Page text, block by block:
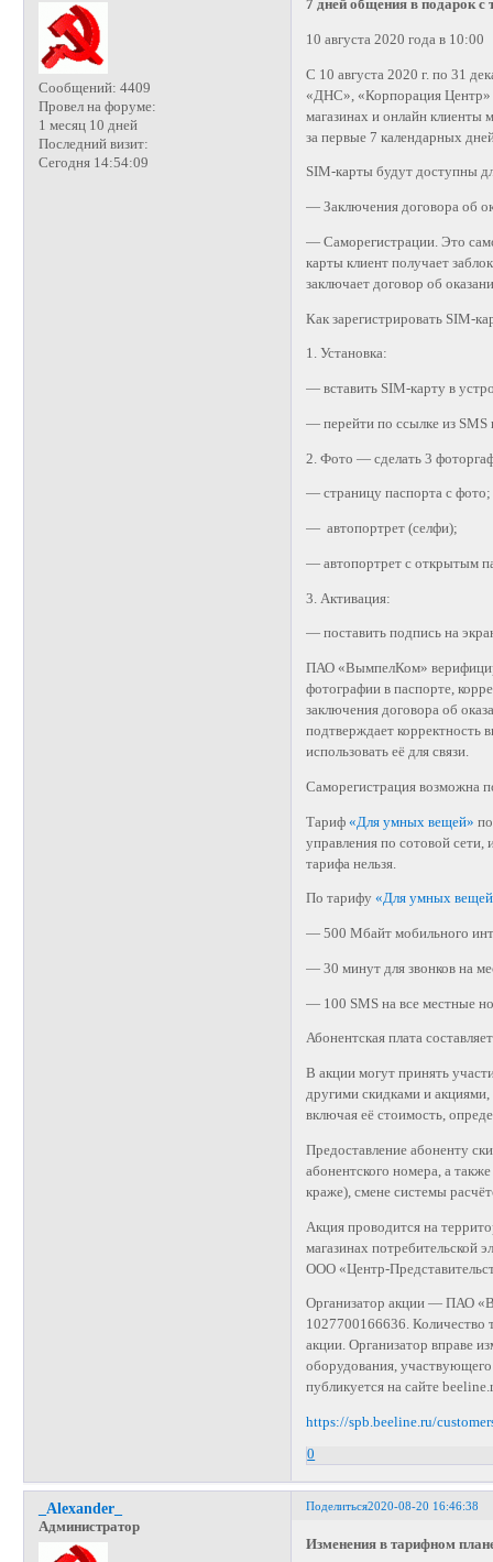
Сообщений: 4409
Провел на форуме:
1 месяц 10 дней
Последний визит:
Сегодня 14:54:09
7 дней общения в подарок
10 августа 2020 года в 10:00
С 10 августа 2020 г. по 31
«ДНС», «Корпорация Центр»
магазинах и онлайн клиенты
за первые 7 календарных
SIM-карты будут доступны
— Заключения договора об
— Саморегистрации. Это
карты клиент получает
заключает договор об
Как зарегистрировать SIM-
1. Установка:
— вставить SIM-карту в
— перейти по ссылке из SMS
2. Фото — сделать 3
— страницу паспорта с фото;
— автопортрет (селфи);
— автопортрет с открытым
3. Активация:
— поставить подпись на
ПАО «ВымпелКом»
фотографии в паспорте,
заключения договора об
подтверждает корректность
использовать её для связи.
Саморегистрация возможна
Тариф«Для умных вещей»
управления по сотовой сети,
тарифа нельзя.
По тарифу«Для умных
— 500 Мбайт мобильного
— 30 минут для звонков на
— 100 SMS на все местные
Абонентская плата
В акции могут принять
другими скидками и
включая её стоимость,
Предоставление абоненту
абонентского номера, а
краже), смене системы
Акция проводится на
магазинах
ООО «Центр-
Организатор акции — ПАО
1027700166636. Количество
акции. Организатор вправе
оборудования,
публикуется на сайте
https://spb.beeline.ru/
0
Поделиться2020-08-20 16:46:38
_Alexander_
Администратор
Изменения в тарифном